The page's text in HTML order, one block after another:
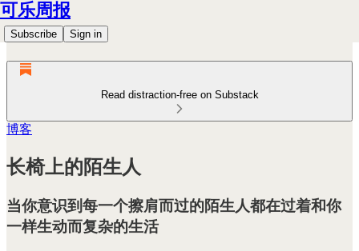
可乐周报
Subscribe Sign in
Read distraction-free on Substack
博客
长椅上的陌生人
当你意识到每一个擦肩而过的陌生人都在过着和你
一样生动而复杂的生活